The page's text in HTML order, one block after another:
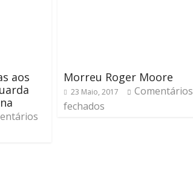
aos
Morreu Roger Moore
23 Maio, 2017
Comentários
fechados